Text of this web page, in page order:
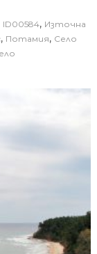
ID00584, Източна
, Потамия, Село